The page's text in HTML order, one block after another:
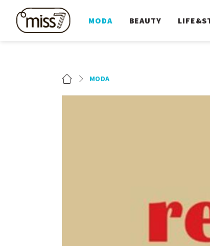
MODA BEAUTY
MODA